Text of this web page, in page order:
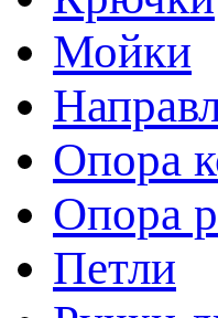
Мойки
Опора
Опора
Петли